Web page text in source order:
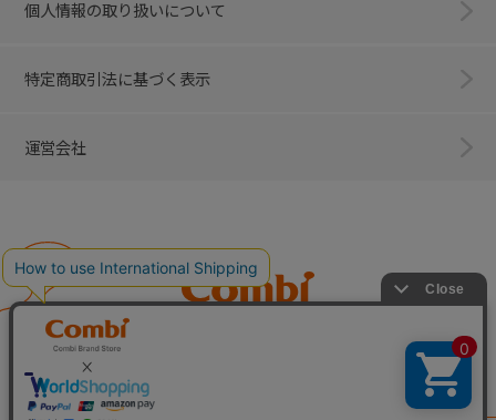
個人情報の取り扱いについて
特定商取引法に基づく表示
運営会社